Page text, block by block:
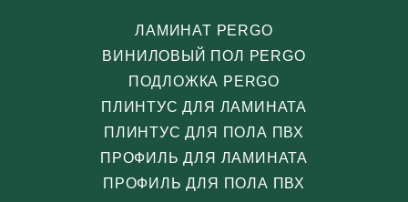
ЛАМИНАТ PERGO
ВИНИЛОВЫЙ ПОЛ PERGO
ПОДЛОЖКА PERGO
ПЛИНТУС ДЛЯ ЛАМИНАТА
ПЛИНТУС ДЛЯ ПОЛА ПВХ
ПРОФИЛЬ ДЛЯ ЛАМИНАТА
ПРОФИЛЬ ДЛЯ ПОЛА ПВХ